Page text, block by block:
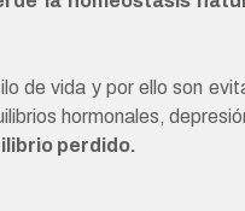
de vida y por ello son
hormonales,
perdido.